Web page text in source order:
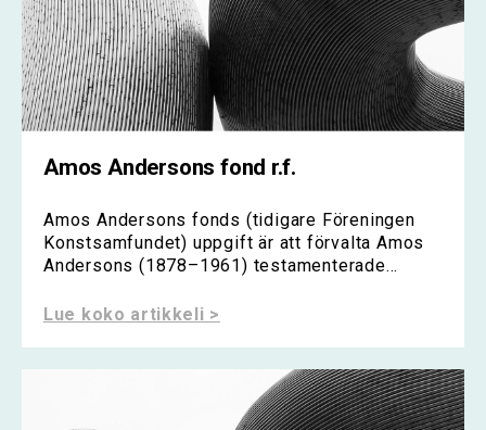
Amos Andersons fond r.f.
Amos Andersons fonds (tidigare Föreningen
Konstsamfundet) uppgift är att förvalta Amos
Andersons (1878–1961) testamenterade...
Lue koko artikkeli >